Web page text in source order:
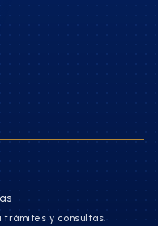
trámites y consultas.